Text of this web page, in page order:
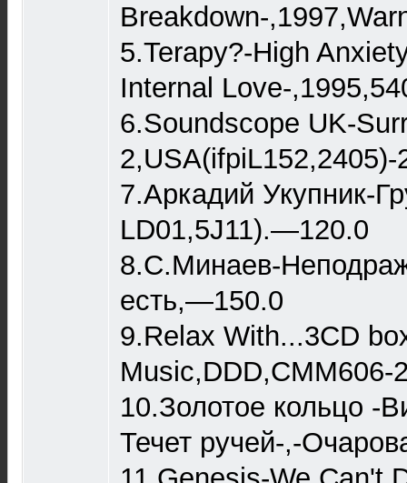
Breakdown-
5.Terapy?-High
Internal Love-
6.Soundscope UK-
2,USA(ifpiL152,2405)-
7.Аркадий Укупник-
LD01,5J11).—120.0
8.С.Минаев-
есть,—150.0
9.Relax With...3CD
10.Золотое кольцо -
Течет ручей-,-